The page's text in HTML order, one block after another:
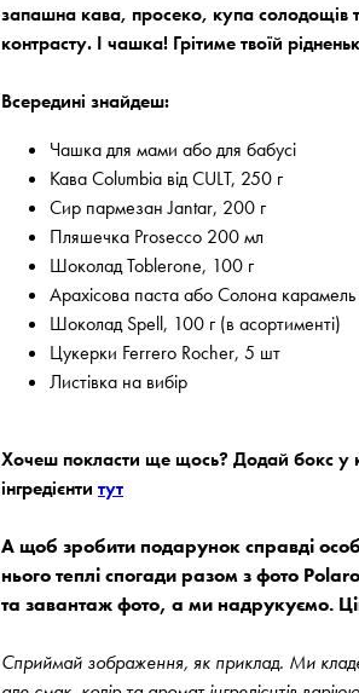
запашна кава, просеко, купа солодощів
контрасту. І чашка! Грітиме твоїй
Всередині знайдеш:
Чашка для мами або для бабусі
Кава Columbia від CULT, 250 г
Сир пармезан Jantar, 200 г
Пляшечка Prosecco 200 мл
Шоколад Toblerone, 100 г
Арахісова паста або Солона
Шоколад Spell, 100 г (в асортименті)
Цукерки Ferrero Rocher, 5 шт
Листівка на вибір
Хочеш покласти ще щось? Додай бокс у
інгредієнти тут
А щоб зробити подарунок справді
нього теплі спогади разом з фото
та завантаж фото, а ми надрукуємо.
Сприймай зображення, як приклад. Ми